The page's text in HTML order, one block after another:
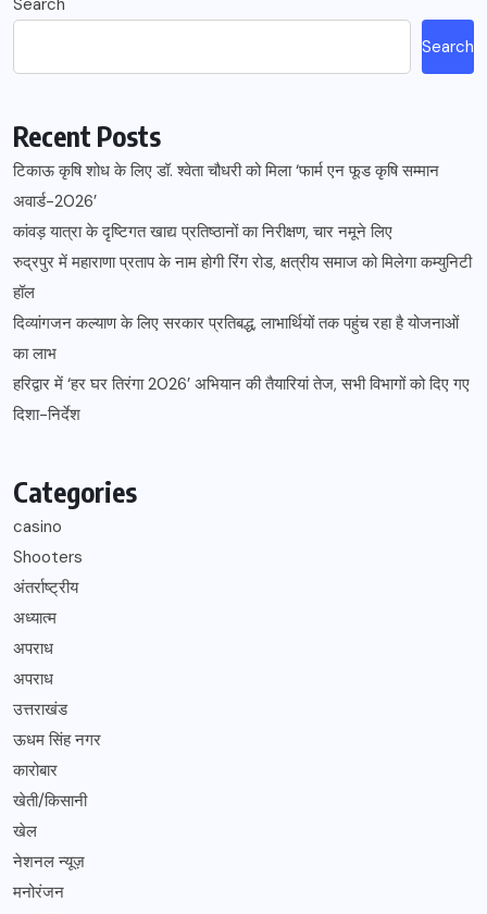
Search
Recent Posts
टिकाऊ कृषि शोध के लिए डॉ. श्वेता चौधरी को मिला ‘फार्म एन फूड कृषि सम्मान
अवार्ड-2026’
कांवड़ यात्रा के दृष्टिगत खाद्य प्रतिष्ठानों का निरीक्षण, चार नमूने लिए
रुद्रपुर में महाराणा प्रताप के नाम होगी रिंग रोड, क्षत्रीय समाज को मिलेगा कम्युनिटी
हॉल
दिव्यांगजन कल्याण के लिए सरकार प्रतिबद्ध, लाभार्थियों तक पहुंच रहा है योजनाओं
का लाभ
हरिद्वार में ‘हर घर तिरंगा 2026’ अभियान की तैयारियां तेज, सभी विभागों को दिए गए
दिशा-निर्देश
Categories
casino
Shooters
अंतर्राष्ट्रीय
अध्यात्म
अपराध
अपराध
उत्तराखंड
ऊधम सिंह नगर
कारोबार
खेती/किसानी
खेल
नेशनल न्यूज़
मनोरंजन